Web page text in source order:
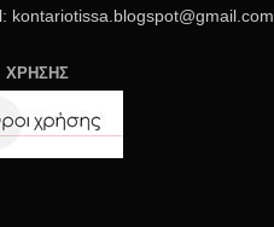
kontariotissa.blogspot@gmail.com
ΧΡΗΣΗΣ